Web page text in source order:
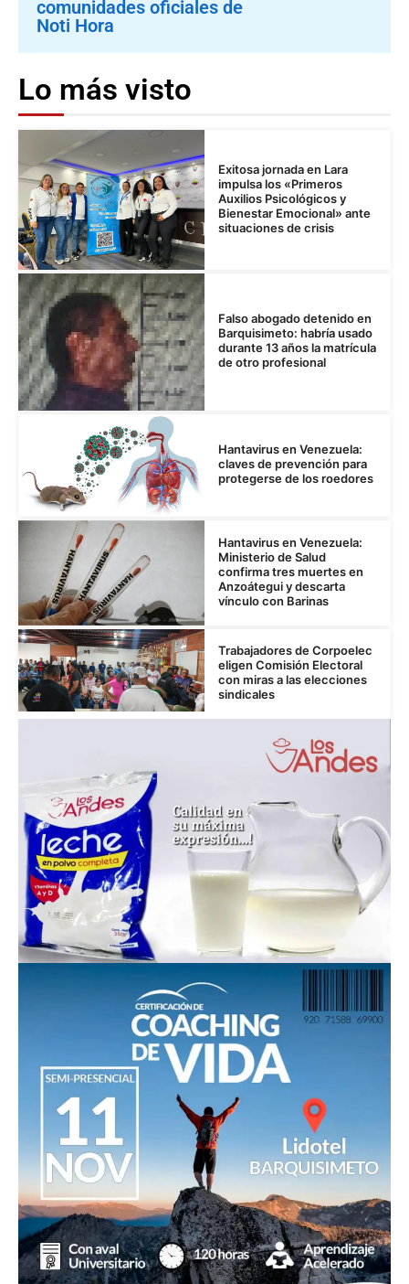
comunidades oficiales de
Noti Hora
Lo más visto
Exitosa jornada en Lara
impulsa los «Primeros
Auxilios Psicológicos y
Bienestar Emocional» ante
situaciones de crisis
Falso abogado detenido en
Barquisimeto: habría usado
durante 13 años la matrícula
de otro profesional
Hantavirus en Venezuela:
claves de prevención para
protegerse de los roedores
Hantavirus en Venezuela:
Ministerio de Salud
confirma tres muertes en
Anzoátegui y descarta
vínculo con Barinas
Trabajadores de Corpoelec
eligen Comisión Electoral
con miras a las elecciones
sindicales